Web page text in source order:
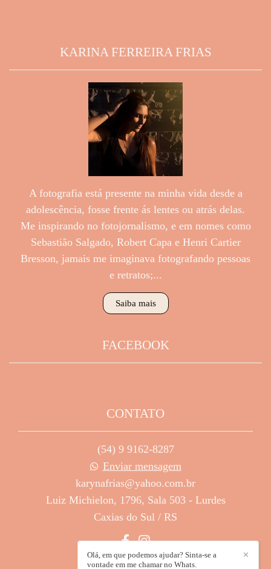
KARINA FERREIRA FRIAS
A fotografia está presente na minha vida desde a
adolescência, fosse frente ás lentes ou atrás delas.
Me inspirando no fotojornalismo, e em nomes como
Sebastião Salgado, Robert Capa e Henri Cartier
Bresson, jamais me imaginava fotografando pessoas
e retratos;...
Saiba mais
FACEBOOK
CONTATO
(54) 9 9162-8287
Enviar mensagem
karynafrias@yahoo.com.br
Luiz Michielon, 1796, Sala 503 - Lurdes
Caxias do Sul / RS
✕
Olá, em que podemos ajudar? Sinta-se a
vontade em me chamar no Whats.